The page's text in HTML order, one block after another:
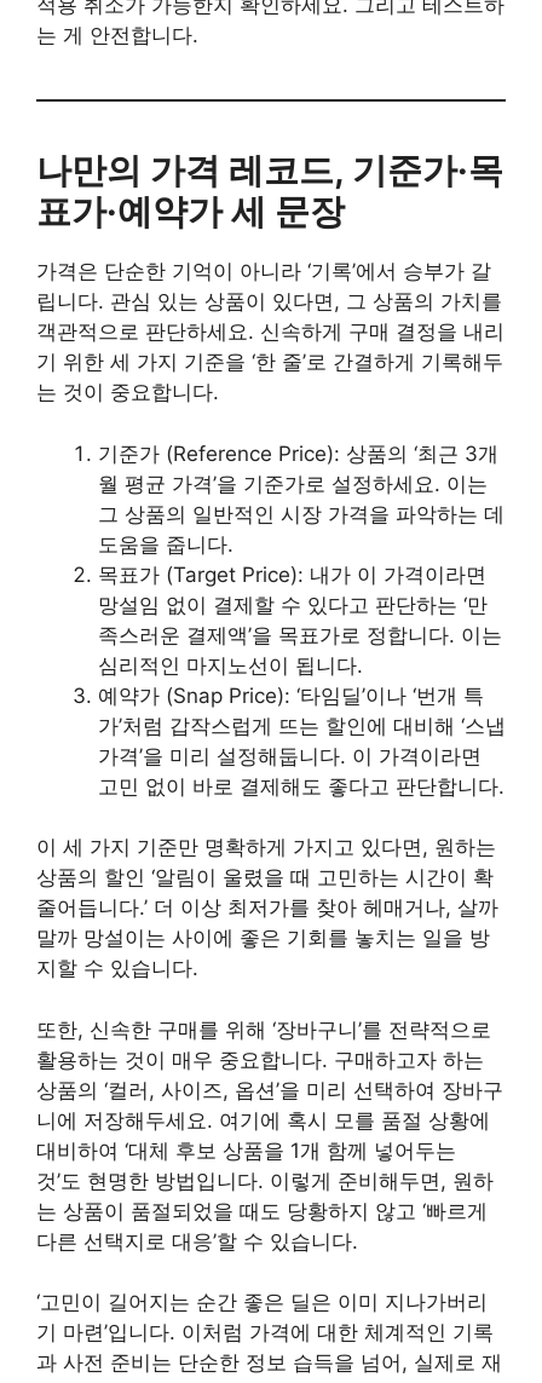
적용 취소가 가능한지 확인하세요. 그리고 테스트하
는 게 안전합니다.
나만의 가격 레코드, 기준가·목
표가·예약가 세 문장
가격은 단순한 기억이 아니라 ‘기록’에서 승부가 갈
립니다. 관심 있는 상품이 있다면, 그 상품의 가치를
객관적으로 판단하세요. 신속하게 구매 결정을 내리
기 위한 세 가지 기준을 ‘한 줄’로 간결하게 기록해두
는 것이 중요합니다.
기준가 (Reference Price): 상품의 ‘최근 3개
월 평균 가격’을 기준가로 설정하세요. 이는
그 상품의 일반적인 시장 가격을 파악하는 데
도움을 줍니다.
목표가 (Target Price): 내가 이 가격이라면
망설임 없이 결제할 수 있다고 판단하는 ‘만
족스러운 결제액’을 목표가로 정합니다. 이는
심리적인 마지노선이 됩니다.
예약가 (Snap Price): ‘타임딜’이나 ‘번개 특
가’처럼 갑작스럽게 뜨는 할인에 대비해 ‘스냅
가격’을 미리 설정해둡니다. 이 가격이라면
고민 없이 바로 결제해도 좋다고 판단합니다.
이 세 가지 기준만 명확하게 가지고 있다면, 원하는
상품의 할인 ‘알림이 울렸을 때 고민하는 시간이 확
줄어듭니다.’ 더 이상 최저가를 찾아 헤매거나, 살까
말까 망설이는 사이에 좋은 기회를 놓치는 일을 방
지할 수 있습니다.
또한, 신속한 구매를 위해 ‘장바구니’를 전략적으로
활용하는 것이 매우 중요합니다. 구매하고자 하는
상품의 ‘컬러, 사이즈, 옵션’을 미리 선택하여 장바구
니에 저장해두세요. 여기에 혹시 모를 품절 상황에
대비하여 ‘대체 후보 상품을 1개 함께 넣어두는
것’도 현명한 방법입니다. 이렇게 준비해두면, 원하
는 상품이 품절되었을 때도 당황하지 않고 ‘빠르게
다른 선택지로 대응’할 수 있습니다.
‘고민이 길어지는 순간 좋은 딜은 이미 지나가버리
기 마련’입니다. 이처럼 가격에 대한 체계적인 기록
과 사전 준비는 단순한 정보 습득을 넘어, 실제로 재